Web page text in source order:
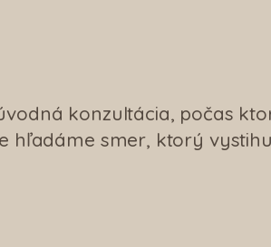
konzultácia, počas
hľadáme smer, ktorý